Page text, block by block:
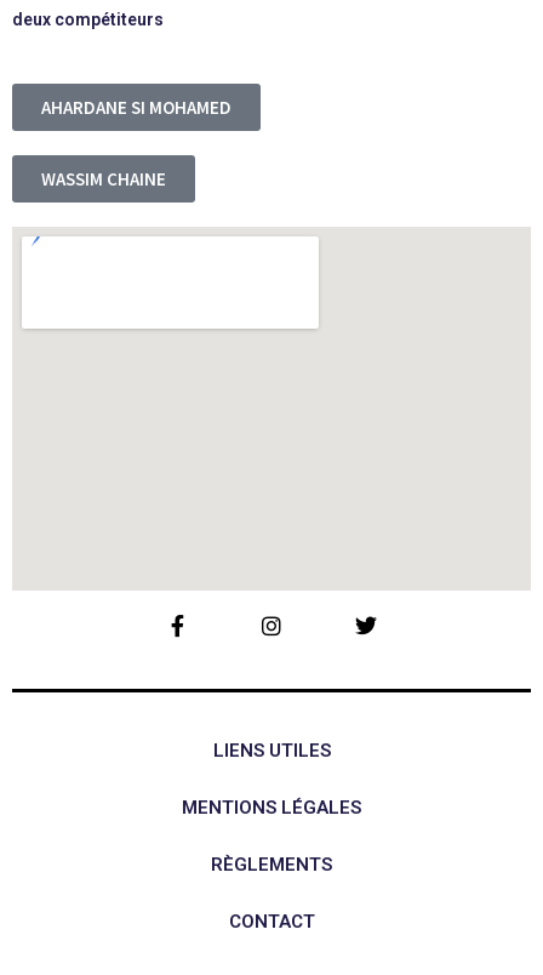
deux compétiteurs
AHARDANE SI MOHAMED
WASSIM CHAINE
LIENS UTILES
MENTIONS LÉGALES
RÈGLEMENTS
CONTACT